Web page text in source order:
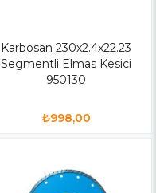
Karbosan 230x2.4x22.23
Segmentli Elmas Kesici
950130
₺998,00